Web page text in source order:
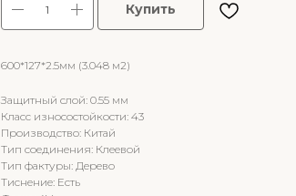
Купить
600*127*2.5мм (3.048 м2)
Защитный слой: 0.55 мм
Класс износостойкости: 43
Производство: Китай
Тип соединения: Клеевой
Тип фактуры: Дерево
Тиснение: Есть